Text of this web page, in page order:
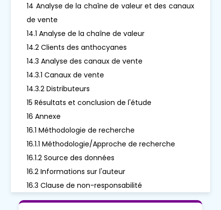
14 Analyse de la chaîne de valeur et des canaux
de vente
14.1 Analyse de la chaîne de valeur
14.2 Clients des anthocyanes
14.3 Analyse des canaux de vente
14.3.1 Canaux de vente
14.3.2 Distributeurs
15 Résultats et conclusion de l'étude
16 Annexe
16.1 Méthodologie de recherche
16.1.1 Méthodologie/Approche de recherche
16.1.2 Source des données
16.2 Informations sur l'auteur
16.3 Clause de non-responsabilité